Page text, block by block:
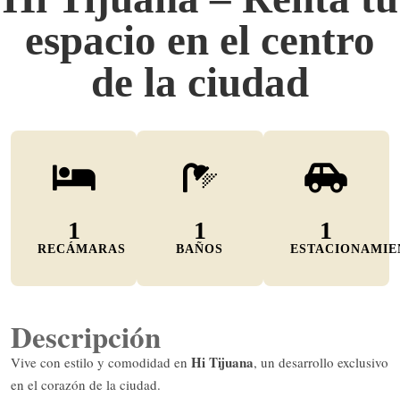
espacio en el centro
de la ciudad
1
RECÁMARAS
1
BAÑOS
1
Descripción
Vive con estilo y comodidad en Hi Tijuana, un desarrollo exclusivo
en el corazón de la ciudad.